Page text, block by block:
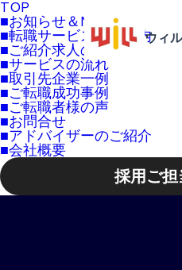
ウィ
TOP
■お知らせ＆News
■転職サービスのご案内
■ご紹介求人の特徴
■サービスの流れ
■取引先企業一例
■ご転職成功事例
■ご転職者様の声
■お問合せ
■アドバイザーのご紹介
■会社概要
採用ご